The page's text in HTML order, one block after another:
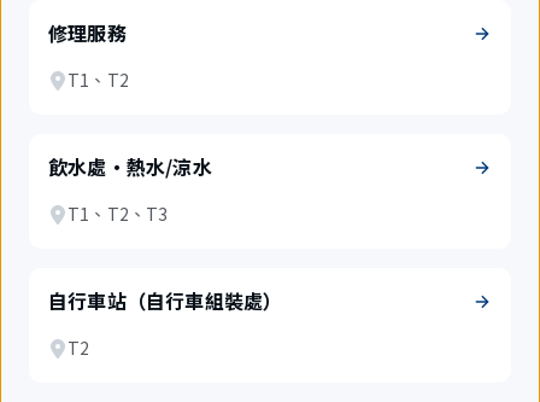
修理服務
T1、T2
飲水處・熱水/涼水
T1、T2、T3
自行車站（自行車組裝處）
T2